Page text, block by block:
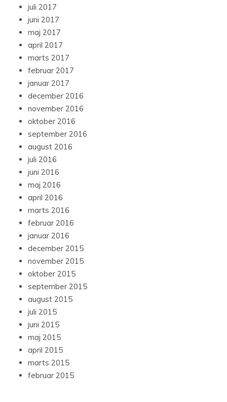
juli 2017
juni 2017
maj 2017
april 2017
marts 2017
februar 2017
januar 2017
december 2016
november 2016
oktober 2016
september 2016
august 2016
juli 2016
juni 2016
maj 2016
april 2016
marts 2016
februar 2016
januar 2016
december 2015
november 2015
oktober 2015
september 2015
august 2015
juli 2015
juni 2015
maj 2015
april 2015
marts 2015
februar 2015